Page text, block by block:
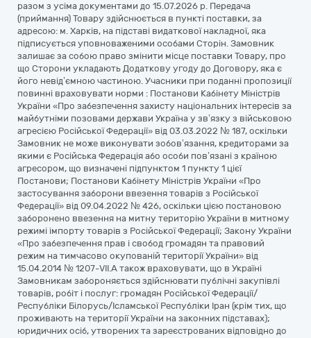
разом з усіма документами до 15.07.2026 р. Передача
(приймання) Товару здійснюється в пункті поставки, за
адресою: м. Харків, на підставі видаткової накладної, яка
підписується уповноваженими особами Сторін. Замовник
залишає за собою право змінити місце поставки Товару, про
що Сторони укладають Додаткову угоду до Договору, яка є
його невід’ємною частиною. Учасники при поданні пропозиції
повинні враховувати норми : Постанови Кабінету Міністрів
України «Про забезпечення захисту національних інтересів за
майбутніми позовами держави Україна у зв’язку з військовою
агресією Російської Федерації» від 03.03.2022 № 187, оскільки
Замовник не може виконувати зобов’язання, кредиторами за
якими є Російська Федерація або особи пов’язані з країною
агресором, що визначені підпунктом 1 пункту 1 цієї
Постанови; Постанови Кабінету Міністрів України «Про
застосування заборони ввезення товарів з Російської
Федерації» від 09.04.2022 № 426, оскільки цією постановою
заборонено ввезення на митну територію України в митному
режимі імпорту товарів з Російської Федерації; Закону України
«Про забезпечення прав і свобод громадян та правовий
режим на тимчасово окупованій території України» від
15.04.2014 № 1207-VII.А також враховувати, що в Україні
Замовникам забороняється здійснювати публічні закупівлі
товарів, робіт і послуг: громадян Російської Федерації/
Республіки Білорусь/Ісламської Республіки Іран (крім тих, що
проживають на території України на законних підставах);
юридичних осіб, утворених та зареєстрованих відповідно до